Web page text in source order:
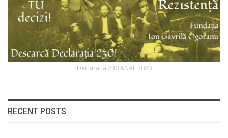
Declaratia 230 ANAF 2020
RECENT POSTS